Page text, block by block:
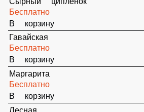
Сырный ципленок
Бесплатно
В корзину
Гавайская
Бесплатно
В корзину